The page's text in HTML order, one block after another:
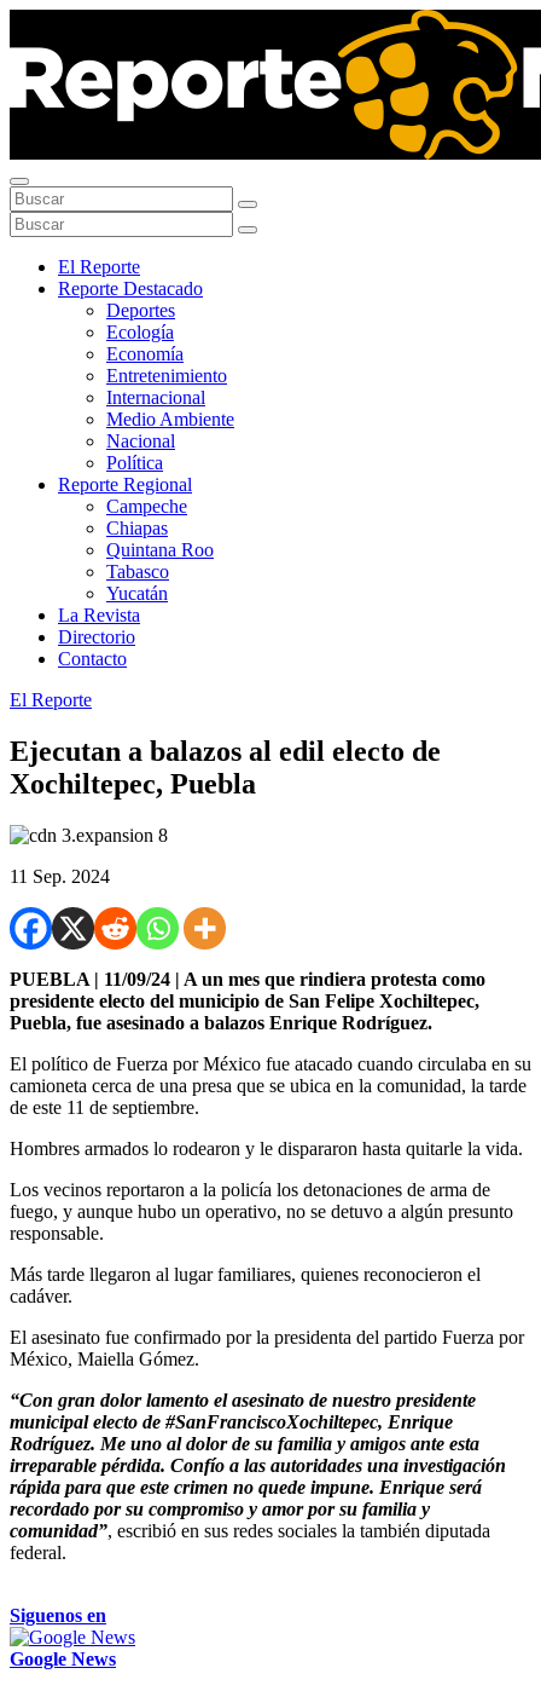
El Reporte
Reporte Destacado
Deportes
Ecología
Economía
Entretenimiento
Internacional
Medio Ambiente
Nacional
Política
Reporte Regional
Campeche
Chiapas
Quintana Roo
Tabasco
Yucatán
La Revista
Directorio
Contacto
El Reporte
Ejecutan a balazos al edil electo de
Xochiltepec, Puebla
11 Sep. 2024
PUEBLA | 11/09/24 | A un mes que rindiera protesta como
presidente electo del municipio de San Felipe Xochiltepec,
Puebla, fue asesinado a balazos Enrique Rodríguez.
El político de Fuerza por México fue atacado cuando circulaba en su
camioneta cerca de una presa que se ubica en la comunidad, la tarde
de este 11 de septiembre.
Hombres armados lo rodearon y le dispararon hasta quitarle la vida.
Los vecinos reportaron a la policía los detonaciones de arma de
fuego, y aunque hubo un operativo, no se detuvo a algún presunto
responsable.
Más tarde llegaron al lugar familiares, quienes reconocieron el
cadáver.
El asesinato fue confirmado por la presidenta del partido Fuerza por
México, Maiella Gómez.
“Con gran dolor lamento el asesinato de nuestro presidente
municipal electo de #SanFranciscoXochiltepec, Enrique
Rodríguez. Me uno al dolor de su familia y amigos ante esta
irreparable pérdida. Confío a las autoridades una investigación
rápida para que este crimen no quede impune. Enrique será
recordado por su compromiso y amor por su familia y
comunidad”, escribió en sus redes sociales la también diputada
federal.
Siguenos en
Google News